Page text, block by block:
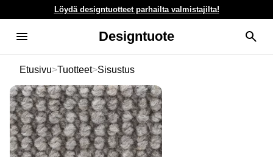
Löydä designtuotteet parhailta valmistajilta!
Designtuote
Etusivu>Tuotteet>Sisustus